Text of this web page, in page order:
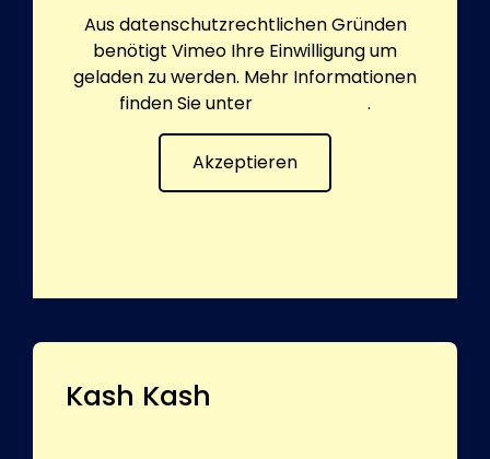
Aus datenschutzrechtlichen Gründen
benötigt Vimeo Ihre Einwilligung um
geladen zu werden. Mehr Informationen
finden Sie unter
.
Akzeptieren
Kash Kash